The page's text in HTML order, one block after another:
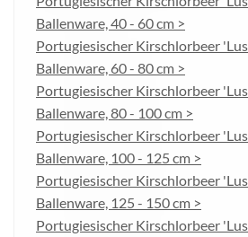
Ballenware, 40 - 60 cm >
Portugiesischer Kirschlorbeer
Ballenware, 60 - 80 cm >
Portugiesischer Kirschlorbeer
Ballenware, 80 - 100 cm >
Portugiesischer Kirschlorbeer
Ballenware, 100 - 125 cm >
Portugiesischer Kirschlorbeer
Ballenware, 125 - 150 cm >
Portugiesischer Kirschlorbeer